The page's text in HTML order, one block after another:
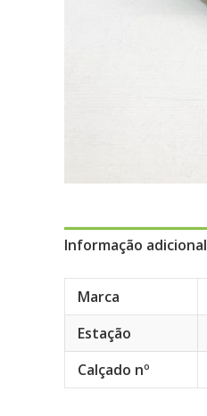
Informação adicional
Marca
Estação
Calçado nº